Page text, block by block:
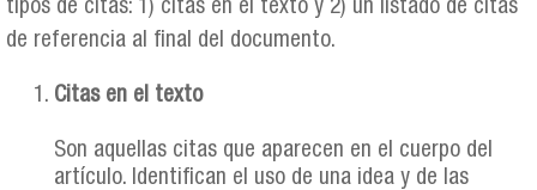
tipos de citas: 1) citas en el texto y 2) un listado de citas
de referencia al final del documento.
Citas en el texto
Son aquellas citas que aparecen en el cuerpo del
artículo. Identifican el uso de una idea y de las